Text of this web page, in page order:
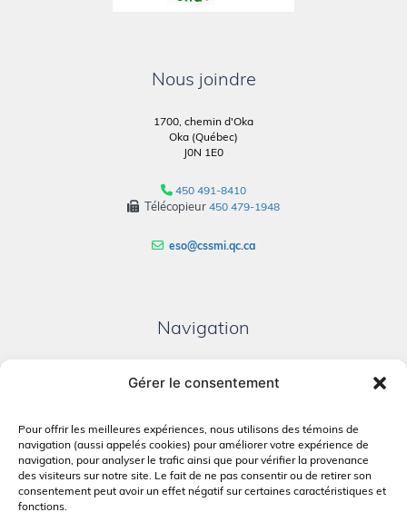
Gérer le consentement
Pour offrir les meilleures expériences, nous utilisons des témoins de
navigation (aussi appelés cookies) pour améliorer votre expérience de
navigation, pour analyser le trafic ainsi que pour vérifier la provenance
des visiteurs sur notre site. Le fait de ne pas consentir ou de retirer son
consentement peut avoir un effet négatif sur certaines caractéristiques et
fonctions.
Nous joindre
1700, chemin d'Oka
Oka (Québec)
J0N 1E0
450 491-8410
Télécopieur 450 479-1948
eso@cssmi.qc.ca
Navigation
PLAINTE – SERVICE À L’ÉLÈVE
POLITIQUE DE CONFIDENTIALITÉ